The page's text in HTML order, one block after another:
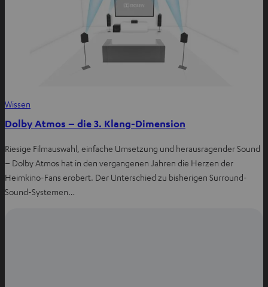
Wissen
Dolby Atmos – die 3. Klang-Dimension
Riesige Filmauswahl, einfache Umsetzung und herausragender Sound
– Dolby Atmos hat in den vergangenen Jahren die Herzen der
Heimkino-Fans erobert. Der Unterschied zu bisherigen Surround-
Sound-Systemen…